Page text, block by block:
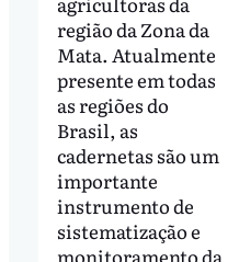
região da Zona da
Mata. Atualmente
presente em todas
as regiões do
Brasil, as
cadernetas são um
importante
instrumento de
sistematização e
monitoramento da